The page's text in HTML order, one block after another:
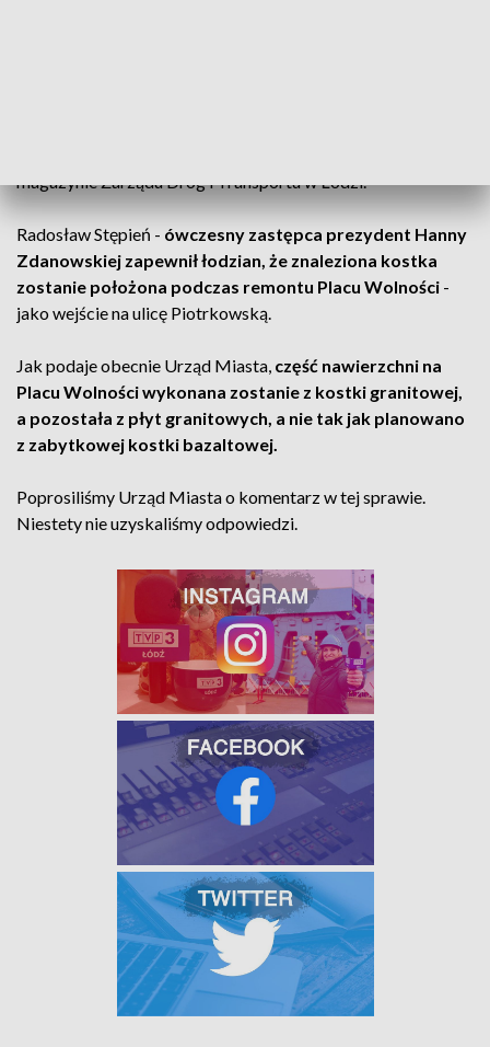
magazynie Zarządu Dróg i Transportu w Łodzi.
Radosław Stępień - ówczesny zastępca prezydent Hanny
Zdanowskiej zapewnił łodzian, że znaleziona kostka
zostanie położona podczas remontu Placu Wolności -
jako wejście na ulicę Piotrkowską.
Jak podaje obecnie Urząd Miasta, część nawierzchni na
Placu Wolności wykonana zostanie z kostki granitowej,
a pozostała z płyt granitowych, a nie tak jak planowano
z zabytkowej kostki bazaltowej.
Poprosiliśmy Urząd Miasta o komentarz w tej sprawie.
Niestety nie uzyskaliśmy odpowiedzi.